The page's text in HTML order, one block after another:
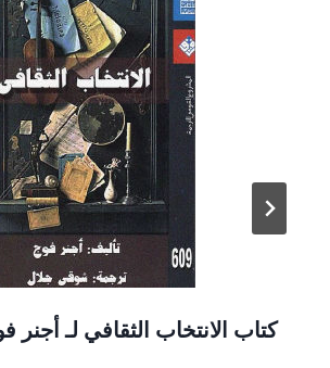
كتاب الانتخاب الثقافي لـ أجنر